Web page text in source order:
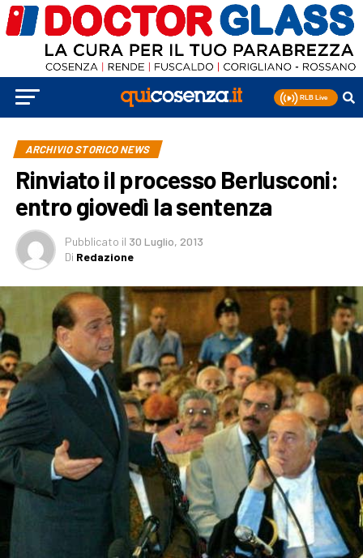
ARCHIVIO STORICO NEWS
Rinviato il processo Berlusconi:
entro giovedì la sentenza
Pubblicato il 30 Luglio, 2013
Di Redazione